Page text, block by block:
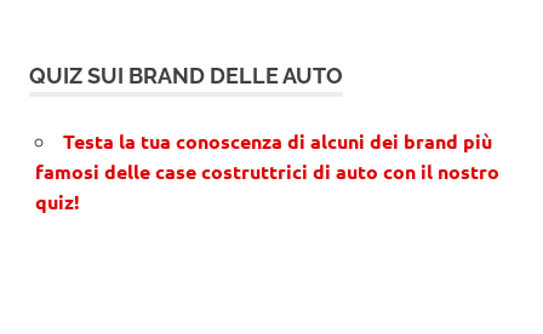
QUIZ SUI BRAND DELLE AUTO
Testa la tua conoscenza di alcuni dei brand più
famosi delle case costruttrici di auto con il nostro
quiz!